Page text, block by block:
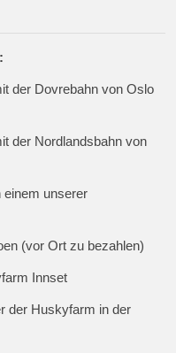
der Dovrebahn von Oslo
der Nordlandsbahn von
einem unserer
(vor Ort zu bezahlen)
Innset
der Huskyfarm in der